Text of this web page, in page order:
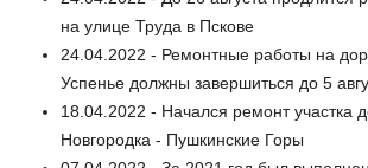
на улице Труда в Пскове
24.04.2022 - Ремонтные работы на
Успенье должны завершиться до 5
18.04.2022 - Начался ремонт участка
Новгородка - Пушкинские Горы